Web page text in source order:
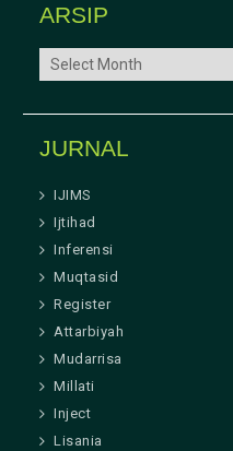
ARSIP
ARSIP
JURNAL
IJIMS
Ijtihad
Inferensi
Muqtasid
Register
Attarbiyah
Mudarrisa
Millati
Inject
Lisania